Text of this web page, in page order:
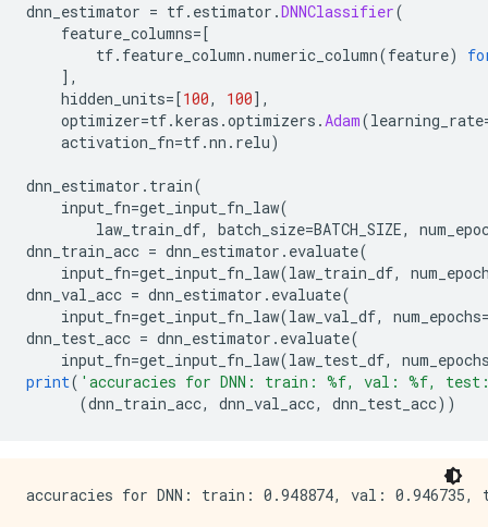
dnn_estimator = tf. estimator .DNNClassifier(
feature_columns=[
tf. feature_column .numeric_column(feature)
],
hidden_units=[100, 100],
optimizer=tf.keras .optimizers .Adam(learning_rate
activation_fn=tf.nn . relu)
dnn_estimator . train(
input_fn=get_input_fn_law(
law_train_df, batch_size=BATCH_SIZE,
dnn_train_acc = dnn_estimator . evaluate(
input_fn=get_input_fn_law(law_train_df,
dnn_val_acc = dnn_estimator . evaluate(
input_fn=get_input_fn_law(law_val_df, num_epochs
dnn_test_acc = dnn_estimator . evaluate(
input_fn=get_input_fn_law(law_test_df,
print( 'accuracies for DNN: train: %f, val: %f,
(dnn_train_acc, dnn_val_acc, dnn_test_acc))